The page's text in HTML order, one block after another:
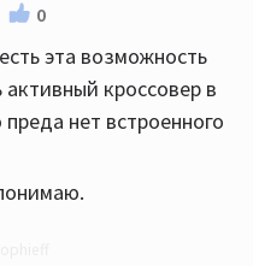
0
эта возможность
кроссовер в
нет встроенного